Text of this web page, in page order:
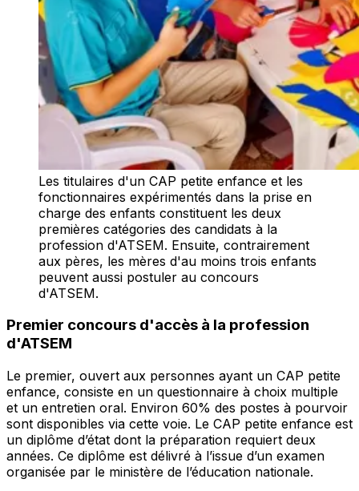
Les titulaires d'un CAP petite enfance et les
fonctionnaires expérimentés dans la prise en
charge des enfants constituent les deux
premières catégories des candidats à la
profession d'ATSEM. Ensuite, contrairement
aux pères, les mères d'au moins trois enfants
peuvent aussi postuler au concours
d'ATSEM.
Premier concours d'accès à la profession
d'ATSEM
Le premier, ouvert aux personnes ayant un CAP petite
enfance, consiste en un questionnaire à choix multiple
et un entretien oral. Environ 60% des postes à pourvoir
sont disponibles via cette voie. Le CAP petite enfance est
un diplôme d’état dont la préparation requiert deux
années. Ce diplôme est délivré à l’issue d’un examen
organisée par le ministère de l’éducation nationale.